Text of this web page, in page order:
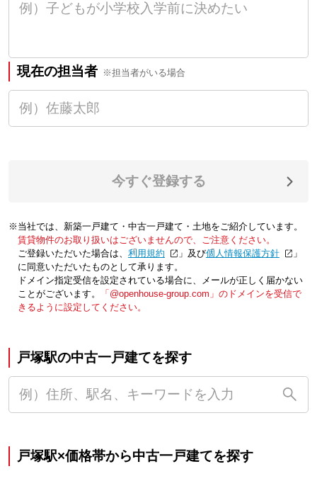
現在の担当者 ※担当者がいる場合
今すぐ登録する
※当社では、新築一戸建て・中古一戸建て・土地をご紹介しています。
賃貸物件のお取り扱いはございませんので、ご注意ください。
ご登録いただいた場合は、「利用規約 」及び「個人情報保護方針
」
に同意いただいたものとして承ります。
ドメイン指定受信を設定されている場合に、メールが正しく届かない
ことがございます。
「@openhouse-group.com」のドメインを受信で
きるように設定してください。
戸塚駅の中古一戸建てを探す
戸塚駅×価格帯から中古一戸建てを探す